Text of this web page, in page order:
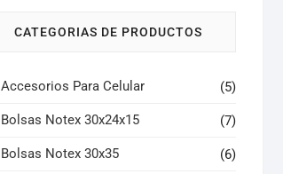
CATEGORIAS DE PRODUCTOS
Accesorios Para Celular (5)
Bolsas Notex 30x24x15 (7)
Bolsas Notex 30x35 (6)